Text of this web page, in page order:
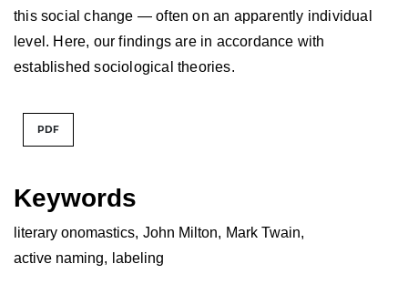
Keywords
literary onomastics, John Milton, Mark Twain,
active naming, labeling
this social change — often on an apparently individual
level. Here, our findings are in accordance with
established sociological theories.
PDF